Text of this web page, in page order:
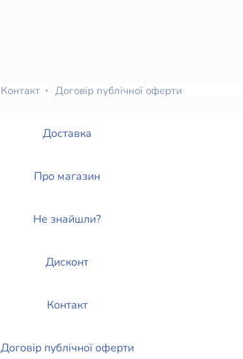
Контакт Договір публічної оферти
Доставка
Про магазин
Не знайшли?
Дисконт
Контакт
Договір публічної оферти